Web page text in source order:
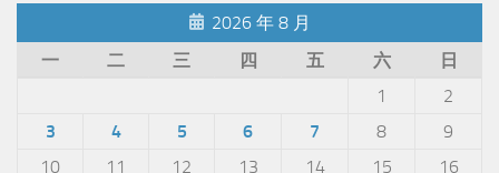
2026 年 8 月
一
二 三 四 五 六
日
1
2
3
4 5 6 7 8
9
10
11 12 13 14 15
16